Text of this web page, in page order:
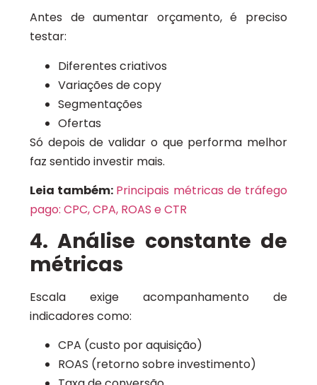
Antes de aumentar orçamento, é preciso
testar:
Diferentes criativos
Variações de copy
Segmentações
Ofertas
Só depois de validar o que performa melhor
faz sentido investir mais.
Leia também: Principais métricas de tráfego
pago: CPC, CPA, ROAS e CTR
4. Análise constante de
métricas
Escala exige acompanhamento de
indicadores como:
CPA (custo por aquisição)
ROAS (retorno sobre investimento)